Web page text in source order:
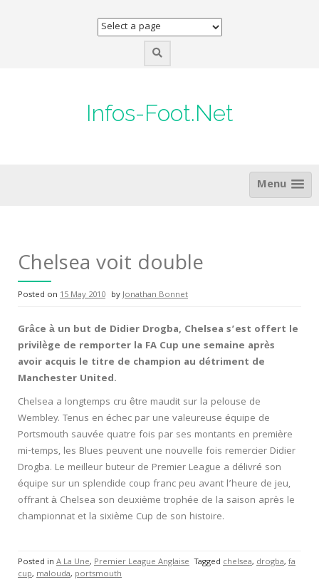
Infos-Foot.Net
Menu
Chelsea voit double
Posted on 15 May 2010 byJonathan Bonnet
Grâce à un but de Didier Drogba, Chelsea s’est offert le
privilège de remporter la FA Cup une semaine après
avoir acquis le titre de champion au détriment de
Manchester United.
Chelsea a longtemps cru être maudit sur la pelouse de
Wembley. Tenus en échec par une valeureuse équipe de
Portsmouth sauvée quatre fois par ses montants en première
mi-temps, les Blues peuvent une nouvelle fois remercier Didier
Drogba. Le meilleur buteur de Premier League a délivré son
équipe sur un splendide coup franc peu avant l’heure de jeu,
offrant à Chelsea son deuxième trophée de la saison après le
championnat et la sixième Cup de son histoire.
Posted in A La Une, Premier League Anglaise Tagged chelsea, drogba, fa
cup, malouda, portsmouth